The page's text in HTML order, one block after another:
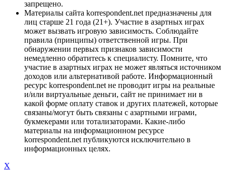
запрещено.
Материалы сайта korrespondent.net предназначены для
лиц старше 21 года (21+). Участие в азартных играх
может вызвать игровую зависимость. Соблюдайте
правила (принципы) ответственной игры. При
обнаружении первых признаков зависимости
немедленно обратитесь к специалисту. Помните, что
участие в азартных играх не может являться источником
доходов или альтернативой работе. Информационный
ресурс korrespondent.net не проводит игры на реальные
и/или виртуальные деньги, сайт не принимает ни в
какой форме оплату ставок и других платежей, которые
связаны/могут быть связаны с азартными играми,
букмекерами или тотализаторами. Какие-либо
материалы на информационном ресурсе
korrespondent.net публикуются исключительно в
информационных целях.
X